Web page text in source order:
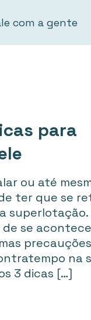
com a gente
para
ou até
ter que se
superlotação.
de se
precauções
na
3 dicas […]